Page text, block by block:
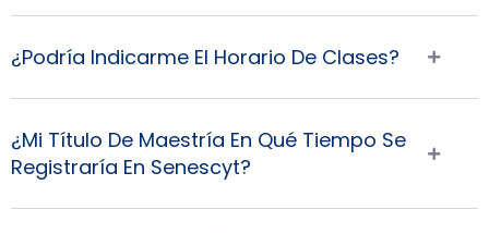
¿Podría Indicarme El Horario De Clases?
¿Mi Título De Maestría En Qué Tiempo Se
Registraría En Senescyt?